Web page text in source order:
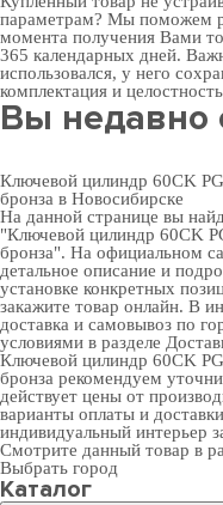
параметрам? Мы поможем
момента получения Вами
365 календарных дней.
использовался, у него
комплектация и
Вы недавно
Ключевой цилиндр 60CK
бронза в Новосибирске
На данной странице вы
"Ключевой цилиндр 60CK
бронза". На официальном
детальное описание и
установке конкретных
закажите товар онлайн. В
доставка и самовывоз по
условиями в разделе
Ключевой цилиндр 60CK
бронза рекомендуем
действует цены от
варианты оплаты и
индивидуальный интерьер
Смотрите данный товар в
Выбрать город
Каталог